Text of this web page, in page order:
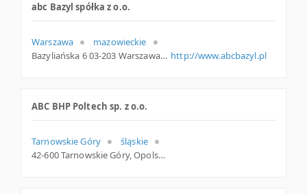
abc Bazyl spółka z o.o.
Warszawa
mazowieckie
Bazyliańska 6 03-203 Warszawa Polska http://www.abcbazyl.pl
ABC BHP Poltech sp. z o.o.
Tarnowskie Góry
śląskie
42-600 Tarnowskie Góry, Opolska 23, śląskie